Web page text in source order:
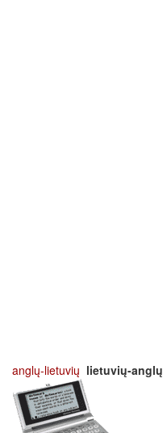
anglų-lietuvių lietuvių-anglų